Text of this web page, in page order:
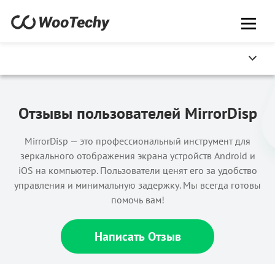
Отзывы пользователей MirrorDisp
MirrorDisp — это профессиональный инструмент для
зеркального отображения экрана устройств Android и
iOS на компьютер. Пользователи ценят его за удобство
управления и минимальную задержку. Мы всегда готовы
помочь вам!
Написать Отзыв